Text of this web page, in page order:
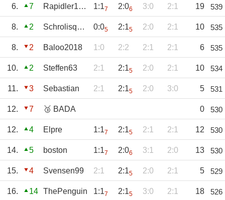
6. 7 Rapidler1899 1:17 2:06 3:0 2:1 19 539
8. 2 Schrolisquaw81 0:05 2:15 2:0 2:1 10 535
8. 2 Baloo2018 1:0 2:2 2:1 2:1 6 535
10. 2 Steffen63 2:1 2:15 2:0 2:1 10 534
11. 3 Sebastian 2:1 2:15 2:0 3:0 5 531
12. 7 🥉 BADA 0 530
12. 4 Elpre 1:17 2:15 2:1 2:1 12 530
14. 5 boston 1:17 2:06 3:1 2:0 13 530
15. 4 Svensen99 2:1 2:15 2:0 2:1 5 529
16. 14 ThePenguin 1:17 2:15 3:0 2:1 18 526